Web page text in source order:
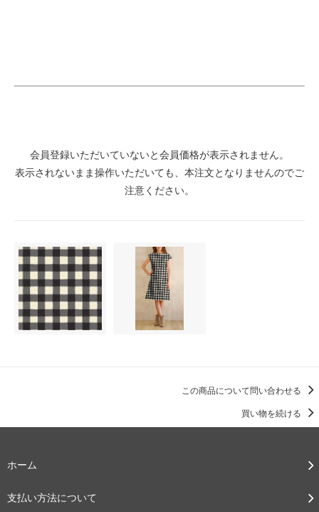
会員登録いただいていないと会員価格が表示されません。
表示されないまま操作いただいても、本注文となりませんのでご
注意ください。
この商品について問い合わせる
買い物を続ける
ホーム
支払い方法について